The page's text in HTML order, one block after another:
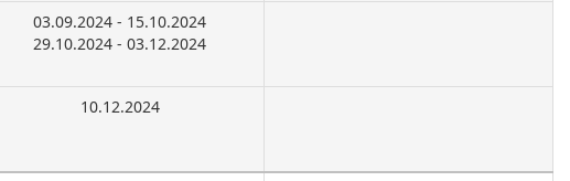
03.09.2024 - 15.10.2024
29.10.2024 - 03.12.2024
10.12.2024